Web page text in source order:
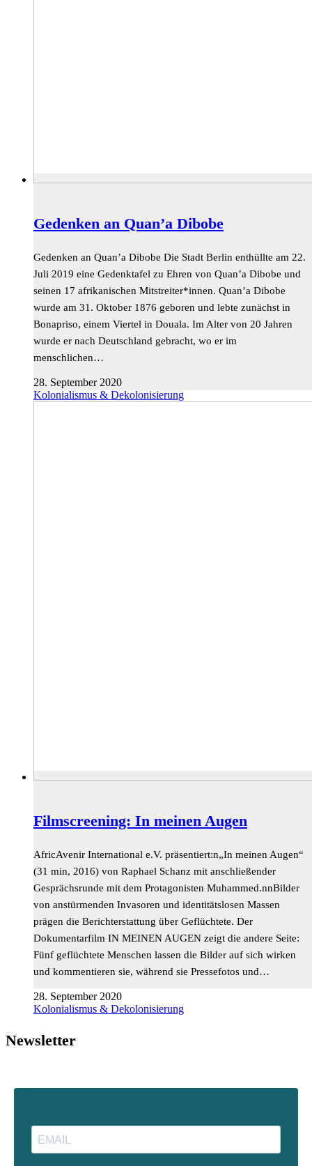
Gedenken an Quan’a Dibobe
Gedenken an Quan’a Dibobe Die Stadt Berlin enthüllte am 22.
Juli 2019 eine Gedenktafel zu Ehren von Quan’a Dibobe und
seinen 17 afrikanischen Mitstreiter*innen. Quan’a Dibobe
wurde am 31. Oktober 1876 geboren und lebte zunächst in
Bonapriso, einem Viertel in Douala. Im Alter von 20 Jahren
wurde er nach Deutschland gebracht, wo er im
menschlichen…
28. September 2020
Kolonialismus & Dekolonisierung
Filmscreening: In meinen Augen
AfricAvenir International e.V. präsentiert:n„In meinen Augen“
(31 min, 2016) von Raphael Schanz mit anschließender
Gesprächsrunde mit dem Protagonisten Muhammed.nnBilder
von anstürmenden Invasoren und identitätslosen Massen
prägen die Berichterstattung über Geflüchtete. Der
Dokumentarfilm IN MEINEN AUGEN zeigt die andere Seite:
Fünf geflüchtete Menschen lassen die Bilder auf sich wirken
und kommentieren sie, während sie Pressefotos und…
28. September 2020
Kolonialismus & Dekolonisierung
Newsletter